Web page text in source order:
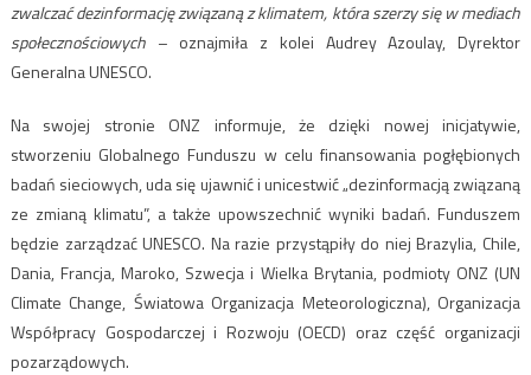
zwalczać dezinformację związaną z klimatem, która szerzy się w mediach
społecznościowych– oznajmiła z kolei Audrey Azoulay, Dyrektor
Generalna UNESCO.
Na swojej stronie ONZ informuje, że dzięki nowej inicjatywie,
stworzeniu Globalnego Funduszu w celu finansowania pogłębionych
badań sieciowych, uda się ujawnić i unicestwić „dezinformacją związaną
ze zmianą klimatu”, a także upowszechnić wyniki badań. Funduszem
będzie zarządzać UNESCO. Na razie przystąpiły do niej Brazylia, Chile,
Dania, Francja, Maroko, Szwecja i Wielka Brytania, podmioty ONZ (UN
Climate Change, Światowa Organizacja Meteorologiczna), Organizacja
Współpracy Gospodarczej i Rozwoju (OECD) oraz część organizacji
pozarządowych.